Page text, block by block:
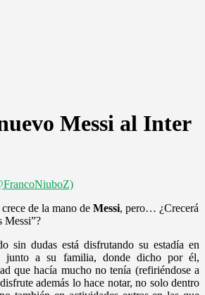
Messi al Inter
de la mano de Messi, pero… ¿Crecerá
Messi”?
sin dudas está disfrutando su estadía en
junto a su familia, donde dicho por él,
que hacía mucho no tenía (refiriéndose a
además lo hace notar, no solo dentro